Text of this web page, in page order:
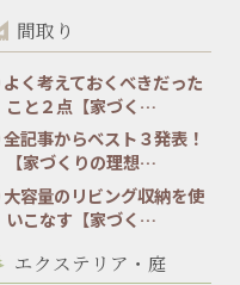
間取り
よく考えておくべきだった
こと２点【家づく…
全記事からベスト３発表！
【家づくりの理想…
大容量のリビング収納を使
いこなす【家づく…
エクステリア・庭